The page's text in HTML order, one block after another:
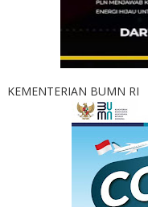
KEMENTERIAN BUMN RI